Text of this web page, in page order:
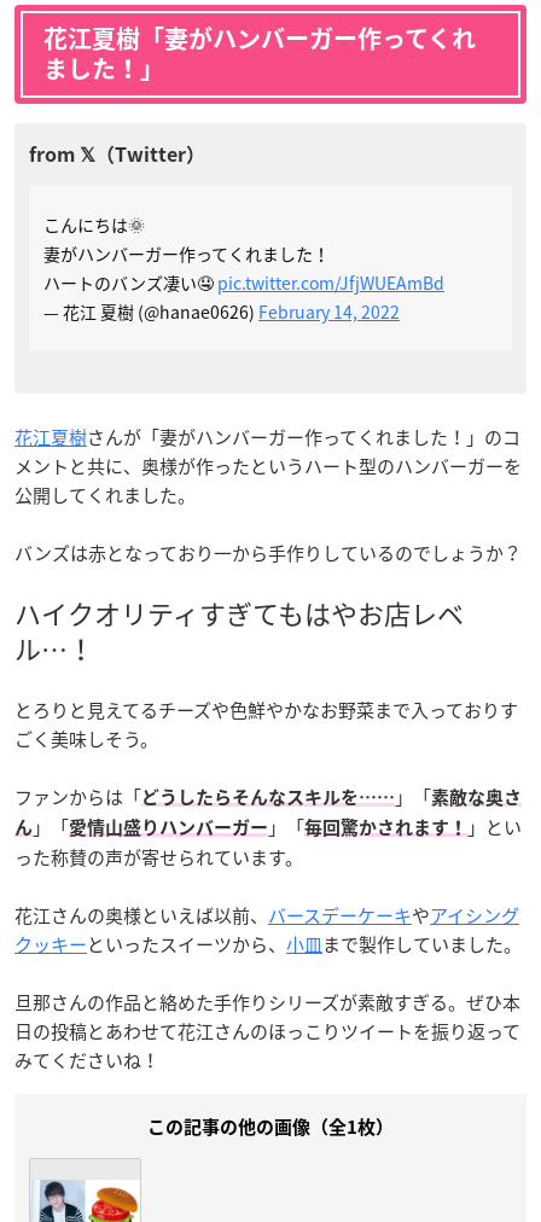
花江夏樹「妻がハンバーガー作ってくれ
ました！」
こんにちは🌞
妻がハンバーガー作ってくれました！
ハートのバンズ凄い🤤 pic.twitter.com/JfjWUEAmBd
— 花江 夏樹 (@hanae0626) February 14, 2022
花江夏樹さんが「妻がハンバーガー作ってくれました！」のコ
メントと共に、奥様が作ったというハート型のハンバーガーを
公開してくれました。
バンズは赤となっており一から手作りしているのでしょうか？
ハイクオリティすぎてもはやお店レベ
ル…！
とろりと見えてるチーズや色鮮やかなお野菜まで入っておりす
ごく美味しそう。
ファンからは「どうしたらそんなスキルを…… 」「素敵な奥さ
ん 」「愛情山盛りハンバーガー 」「毎回驚かされます！
」とい
った称賛の声が寄せられています。
花江さんの奥様といえば以前、 バースデーケーキやアイシング
クッキーといったスイーツから、 小皿まで製作していました。
旦那さんの作品と絡めた手作りシリーズが素敵すぎる。ぜひ本
日の投稿とあわせて花江さんのほっこりツイートを振り返って
みてくださいね！
この記事の他の画像（全1枚）